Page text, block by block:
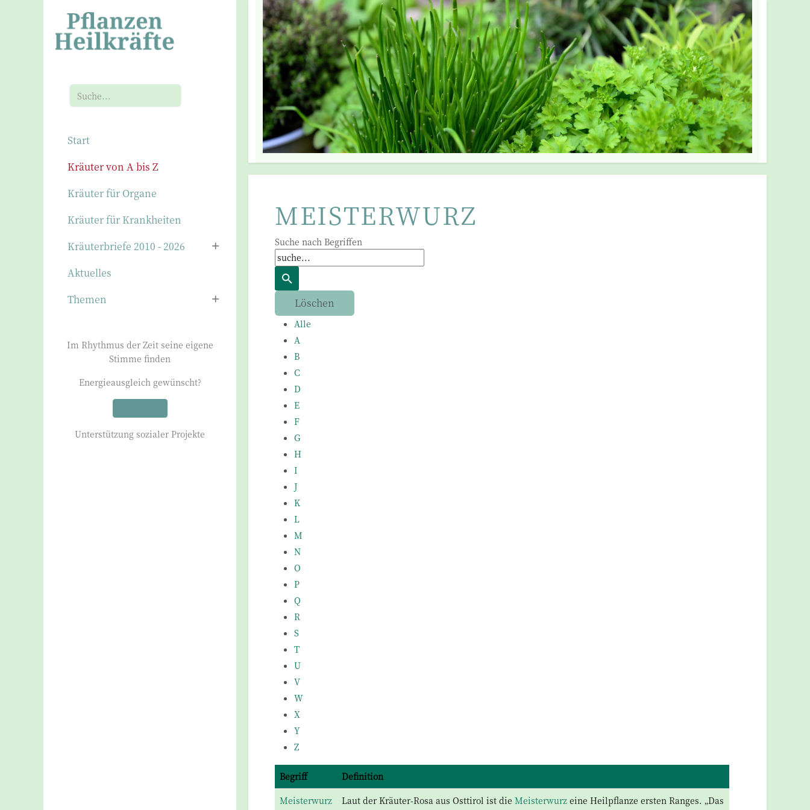
Suchen
Start
Kräuter von A bis Z
Kräuter für Organe
Kräuter für Krankheiten
Kräuterbriefe 2010 - 2026
Aktuelles
Themen
Im Rhythmus der Zeit seine eigene
Stimme finden
Energieausgleich gewünscht?
Unterstützung sozialer Projekte
MEISTERWURZ
Suche nach Begriffen
Alle
A
B
C
D
E
F
G
H
I
J
K
L
M
N
O
P
Q
R
S
T
U
V
W
X
Y
Z
Begriff
Definition
Meisterwurz
Laut der Kräuter-Rosa aus Osttirol ist die Meisterwurz eine Heilpflanze ersten Ranges. „Das